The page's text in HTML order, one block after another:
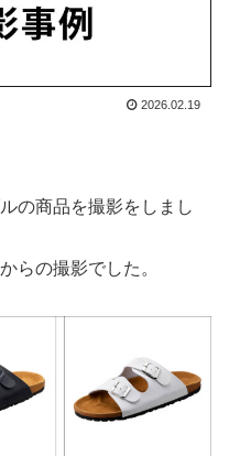
2026.02.19
の商品を撮影をしまし
らの撮影でした。